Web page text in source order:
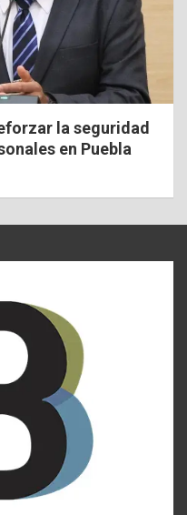
la seguridad
en Puebla